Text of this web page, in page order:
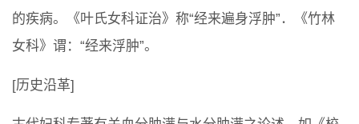
的疾病。《叶氏女科证治》称“经来遍身浮肿”．《竹林
女科》谓：“经来浮肿”。
[历史沿革]